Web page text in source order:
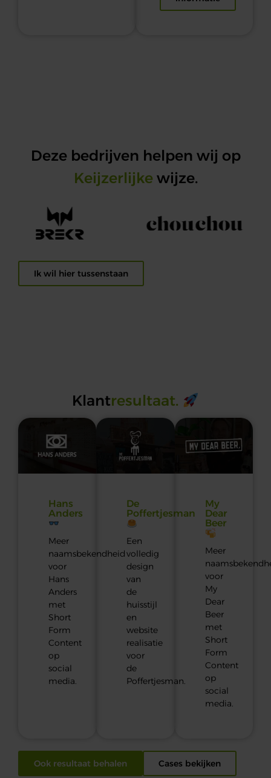
Deze bedrijven helpen wij op
Keijzerlijke wijze.
Ik wil hier tussenstaan
Klantresultaat.
Hans
Anders
Meer
naamsbekendheid
voor
Hans
Anders
met
Short
Form
Content
op
social
media.
De
Poffertjesman
Een
volledig
design
van
de
huisstijl
en
website
realisatie
voor
de
Poffertjesman.
My
Dear
Beer
Meer
voor
My
Dear
Beer
met
Short
Form
Content
op
social
media.
Ook resultaat behalen Cases bekijken